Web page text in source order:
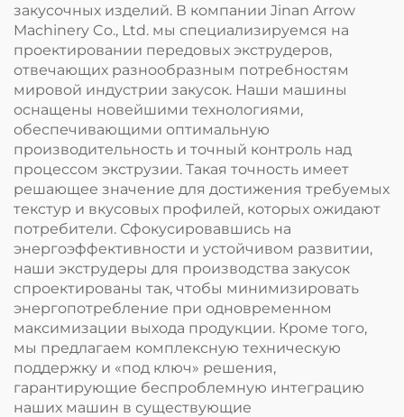
закусочных изделий. В компании Jinan Arrow
Machinery Co., Ltd. мы специализируемся на
проектировании передовых экструдеров,
отвечающих разнообразным потребностям
мировой индустрии закусок. Наши машины
оснащены новейшими технологиями,
обеспечивающими оптимальную
производительность и точный контроль над
процессом экструзии. Такая точность имеет
решающее значение для достижения требуемых
текстур и вкусовых профилей, которых ожидают
потребители. Сфокусировавшись на
энергоэффективности и устойчивом развитии,
наши экструдеры для производства закусок
спроектированы так, чтобы минимизировать
энергопотребление при одновременном
максимизации выхода продукции. Кроме того,
мы предлагаем комплексную техническую
поддержку и «под ключ» решения,
гарантирующие беспроблемную интеграцию
наших машин в существующие